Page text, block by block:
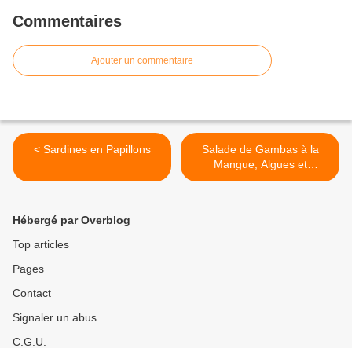
Commentaires
Ajouter un commentaire
< Sardines en Papillons
Salade de Gambas à la
Mangue, Algues et
Coriandre >
Hébergé par Overblog
Top articles
Pages
Contact
Signaler un abus
C.G.U.